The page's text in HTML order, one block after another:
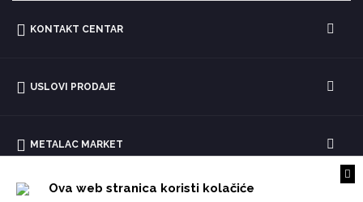
Ova web stranica koristi kolačiće
KONTAKT CENTAR
USLOVI PRODAJE
METALAC MARKET